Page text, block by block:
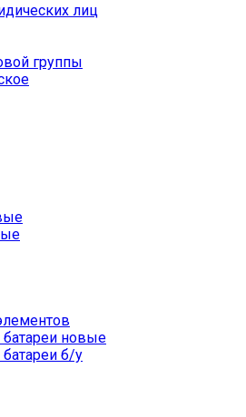
лиц
группы
новые
б/у